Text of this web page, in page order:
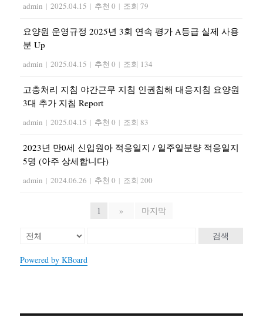
admin | 2025.04.15 | 추천 0 | 조회 79
요양원 운영규정 2025년 3회 연속 평가 A등급 실제 사용
분 Up
admin | 2025.04.15 | 추천 0 | 조회 134
고충처리 지침 야간근무 지침 인권침해 대응지침 요양원
3대 추가 지침 Report
admin | 2025.04.15 | 추천 0 | 조회 83
2023년 만0세 신입원아 적응일지 / 일주일분량 적응일지
5명 (아주 상세합니다)
admin | 2024.06.26 | 추천 0 | 조회 200
1 » 마지막
검색
Powered by KBoard